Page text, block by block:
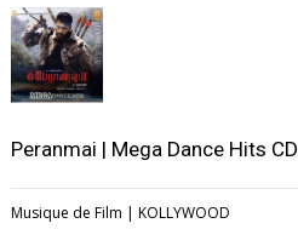
Peranmai | Mega Dance Hits CD
Musique de Film | KOLLYWOOD